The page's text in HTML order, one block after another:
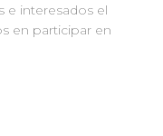
e interesados el
en participar en